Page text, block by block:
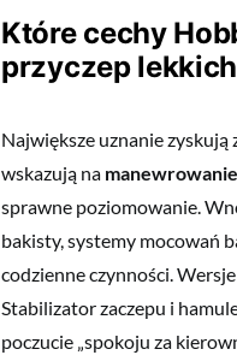
Które cechy
przyczep
Największe uznanie
wskazują na
sprawne poziomowanie.
bakisty, systemy mocowań
codzienne czynności.
Stabilizator zaczepu i
poczucie „spokoju za